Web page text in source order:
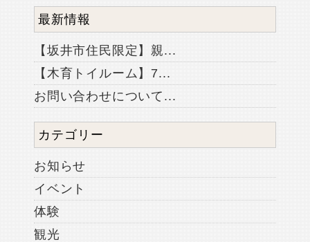
最新情報
【坂井市住民限定】親...
【木育トイルーム】7...
お問い合わせについて...
カテゴリー
お知らせ
イベント
体験
観光